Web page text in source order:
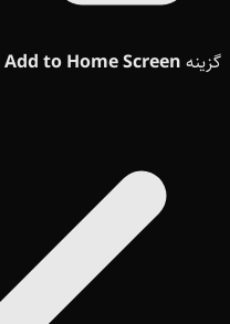
گزینه Add to Home Screen